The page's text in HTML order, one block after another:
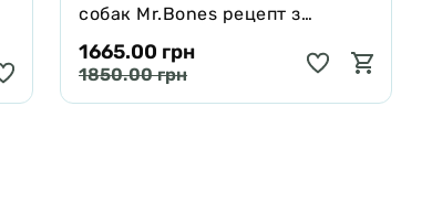
собак Mr.Bones рецепт з
Муфлона 1 кг
1665.00 грн
1850.00 грн